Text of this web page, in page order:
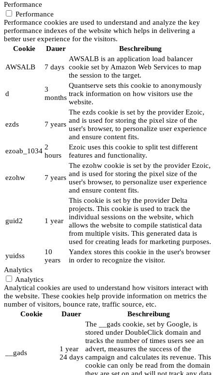
Performance
Performance
Performance cookies are used to understand and analyze the key
performance indexes of the website which helps in delivering a
better user experience for the visitors.
Cookie
Dauer Beschreibung
AWSALB 7 days
AWSALB is an application load balancer
cookie set by Amazon Web Services to map
the session to the target.
d
3
months
Quantserve sets this cookie to anonymously
track information on how visitors use the
website.
ezds 7 years
The ezds cookie is set by the provider Ezoic,
and is used for storing the pixel size of the
user's browser, to personalize user experience
and ensure content fits.
ezoab_1034 2
hours
Ezoic uses this cookie to split test different
features and functionality.
ezohw 7 years
The ezohw cookie is set by the provider Ezoic,
and is used for storing the pixel size of the
user's browser, to personalize user experience
and ensure content fits.
guid2 1 year
This cookie is set by the provider Delta
projects. This cookie is used to track the
individual sessions on the website, which
allows the website to compile statistical data
from multiple visits. This generated data is
used for creating leads for marketing purposes.
yuidss
10
years
Yandex stores this cookie in the user's browser
in order to recognize the visitor.
Analytics
Analytics
Analytical cookies are used to understand how visitors interact with
the website. These cookies help provide information on metrics the
number of visitors, bounce rate, traffic source, etc.
Cookie
Dauer Beschreibung
__gads
1 year
24 days
The __gads cookie, set by Google, is
stored under DoubleClick domain and
tracks the number of times users see an
advert, measures the success of the
campaign and calculates its revenue. This
cookie can only be read from the domain